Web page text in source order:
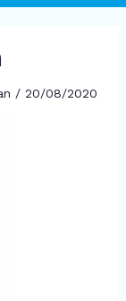
/ 20/08/2020